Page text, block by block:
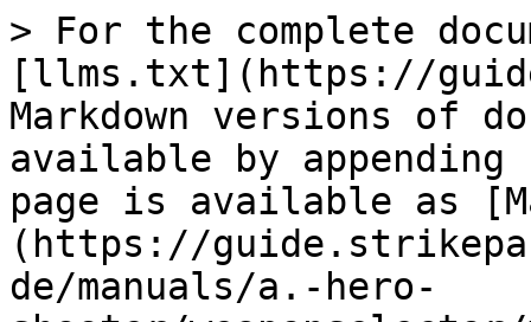
> For the complete
[llms.txt](https://
Markdown versions of
available by
page is available as
(https://
de/manuals/a.-hero-